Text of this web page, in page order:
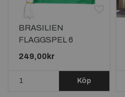
BRASILIEN
FLAGGSPEL 6
METER LÅNGT MED
249,00kr
Köp